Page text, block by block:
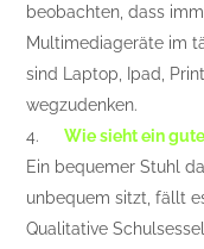
beobachten, dass
Multimediageräte im
sind Laptop, Ipad,
wegzudenken.
4.
Wie sieht ein
Ein bequemer Stuhl
unbequem sitzt, fällt
Qualitative